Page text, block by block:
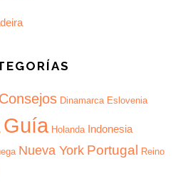
Consejos Dinamarca Eslovenia
Guía Holanda Indonesia
Nueva York Portugal Reino